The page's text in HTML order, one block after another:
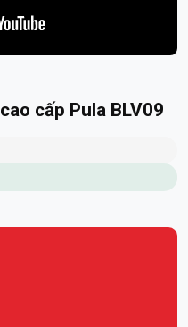
cấp Pula BLV09